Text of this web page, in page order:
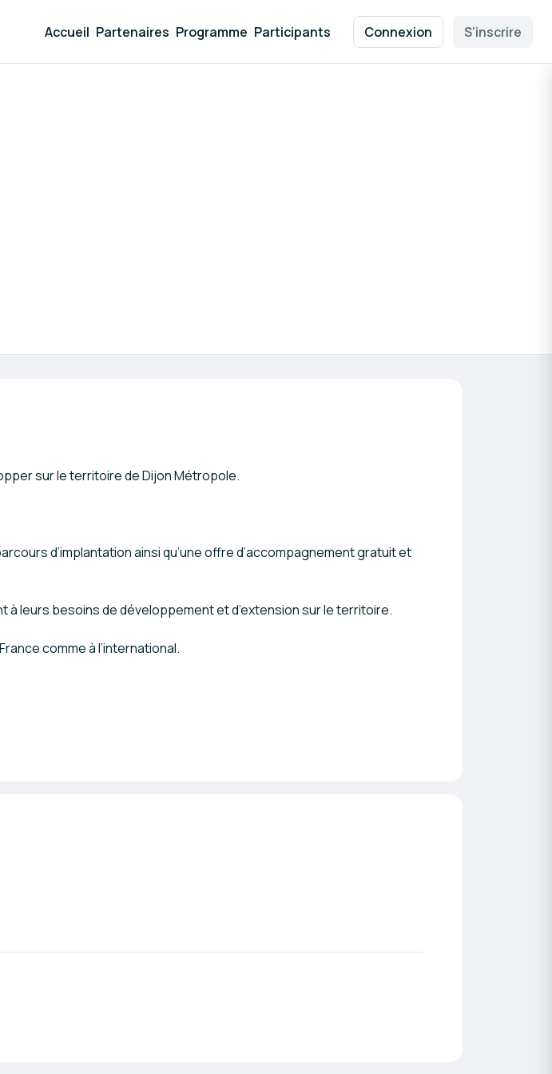
Accueil Partenaires Programme Participants Connexion S'inscrire
sur le territoire de Dijon Métropole.
d’implantation ainsi qu’une offre d’accompagnement gratuit et
leurs besoins de développement et d’extension sur le territoire.
comme à l’international.